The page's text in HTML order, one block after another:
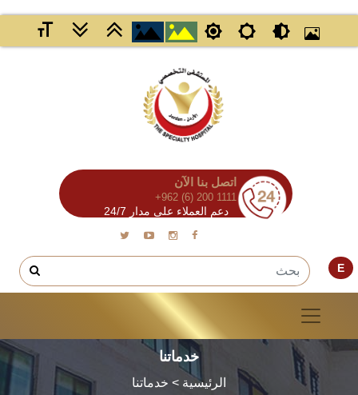
اتصل بنا الآن
+962 (6) 200 1111
دعم العملاء على مدار 24/7
E
خدماتنا
الرئيسية > خدماتنا